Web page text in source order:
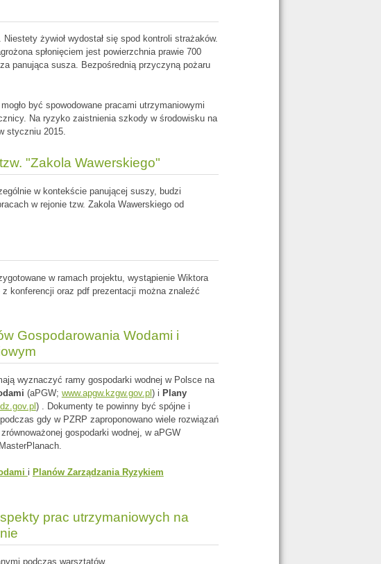
żywioł wydostał się spod kontroli strażaków.
spłonięciem jest powierzchnia prawie 700
panująca susza. Bezpośrednią przyczyną pożaru
być spowodowane pracami utrzymaniowymi
Na ryzyko zaistnienia szkody w środowisku na
styczniu 2015.
"Zakola Wawerskiego"
w kontekście panującej suszy, budzi
w rejonie tzw. Zakola Wawerskiego od
w ramach projektu, wystąpienie Wiktora
z konferencji oraz pdf prezentacji można znaleźć
Gospodarowania Wodami i
wyznaczyć ramy gospodarki wodnej w Polsce na
(aPGW; www.apgw.kzgw.gov.pl ) i Plany
) . Dokumenty te powinny być spójne i
gdy w PZRP zaproponowano wiele rozwiązań
gospodarki wodnej, w aPGW
i Planów Zarządzania Ryzykiem
prac utrzymaniowych na
podczas warsztatów.